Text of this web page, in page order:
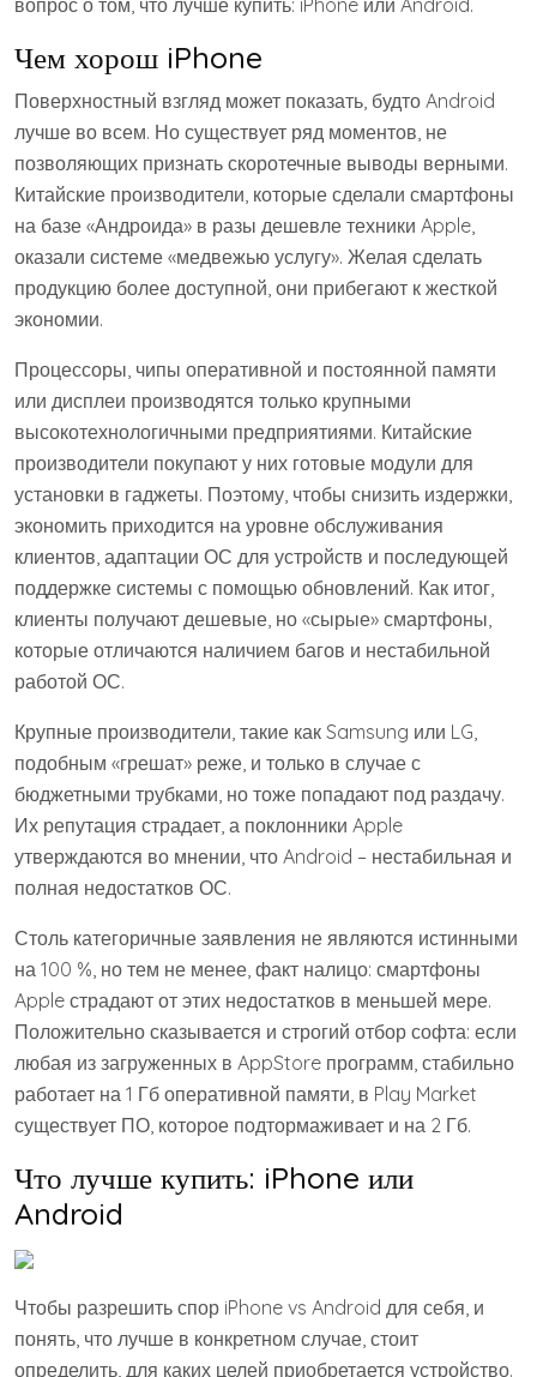
вопрос о том, что лучше купить: iPhone или Android.
Чем хорош iPhone
Поверхностный взгляд может показать, будто Android
лучше во всем. Но существует ряд моментов, не
позволяющих признать скоротечные выводы верными.
Китайские производители, которые сделали смартфоны
на базе «Андроида» в разы дешевле техники Apple,
оказали системе «медвежью услугу». Желая сделать
продукцию более доступной, они прибегают к жесткой
экономии.
Процессоры, чипы оперативной и постоянной памяти
или дисплеи производятся только крупными
высокотехнологичными предприятиями. Китайские
производители покупают у них готовые модули для
установки в гаджеты. Поэтому, чтобы снизить издержки,
экономить приходится на уровне обслуживания
клиентов, адаптации ОС для устройств и последующей
поддержке системы с помощью обновлений. Как итог,
клиенты получают дешевые, но «сырые» смартфоны,
которые отличаются наличием багов и нестабильной
работой ОС.
Крупные производители, такие как Samsung или LG,
подобным «грешат» реже, и только в случае с
бюджетными трубками, но тоже попадают под раздачу.
Их репутация страдает, а поклонники Apple
утверждаются во мнении, что Android – нестабильная и
полная недостатков ОС.
Столь категоричные заявления не являются истинными
на 100 %, но тем не менее, факт налицо: смартфоны
Apple страдают от этих недостатков в меньшей мере.
Положительно сказывается и строгий отбор софта: если
любая из загруженных в AppStore программ, стабильно
работает на 1 Гб оперативной памяти, в Play Market
существует ПО, которое подтормаживает и на 2 Гб.
Что лучше купить: iPhone или
Android
Чтобы разрешить спор iPhone vs Android для себя, и
понять, что лучше в конкретном случае, стоит
определить, для каких целей приобретается устройство.